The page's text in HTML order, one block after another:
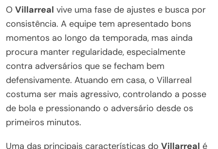
O Villarreal vive uma fase de ajustes e busca por
consistência. A equipe tem apresentado bons
momentos ao longo da temporada, mas ainda
procura manter regularidade, especialmente
contra adversários que se fecham bem
defensivamente. Atuando em casa, o Villarreal
costuma ser mais agressivo, controlando a posse
de bola e pressionando o adversário desde os
primeiros minutos.
Uma das principais características do Villarreal é